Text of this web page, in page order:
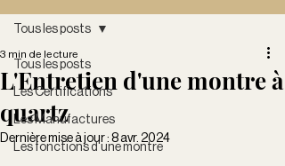
Tous les posts
Les Certifications
Les Manufactures
Les fonctions d'une montre
Tous les posts
L'Entretien d'une montre à
quartz
3 min de lecture
Dernière mise à jour :8 avr. 2024